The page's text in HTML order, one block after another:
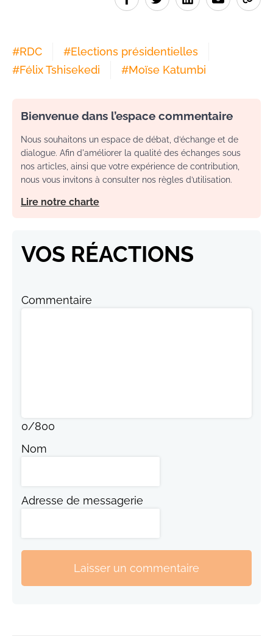
#RDC #Elections présidentielles
#Félix Tshisekedi #Moïse Katumbi
Bienvenue dans l’espace commentaire
Nous souhaitons un espace de débat, d’échange et de
dialogue. Afin d'améliorer la qualité des échanges sous
nos articles, ainsi que votre expérience de contribution,
nous vous invitons à consulter nos règles d’utilisation.
Lire notre charte
VOS RÉACTIONS
Commentaire
0/800
Nom
Adresse de messagerie
Laisser un commentaire